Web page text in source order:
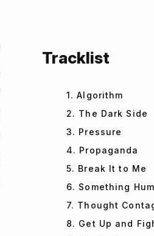
Tracklist
1. Algorithm
2. The Dark Side
3. Pressure
4. Propaganda
5. Break It to Me
6. Something
7. Thought
8. Get Up and